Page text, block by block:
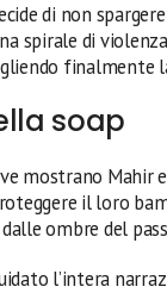
di non
spirale di
finalmente
soap
mostrano Mahir
il loro
ombre del
l’intera